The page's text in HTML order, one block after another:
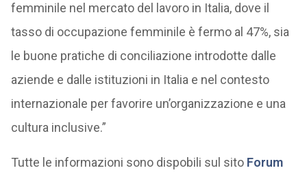
femminile nel mercato del lavoro in Italia, dove il
tasso di occupazione femminile è fermo al 47%, sia
le buone pratiche di conciliazione introdotte dalle
aziende e dalle istituzioni in Italia e nel contesto
internazionale per favorire un’organizzazione e una
cultura inclusive.”
Tutte le informazioni sono dispobili sul sito Forum